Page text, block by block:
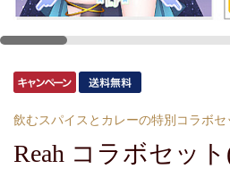
飲むスパイスとカレーの特別コラボセ
Reah コラボセッ